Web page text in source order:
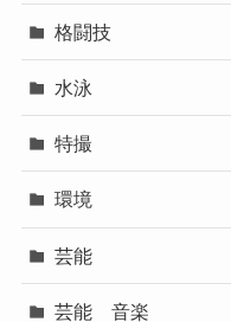
格闘技
水泳
特撮
環境
芸能
芸能 音楽